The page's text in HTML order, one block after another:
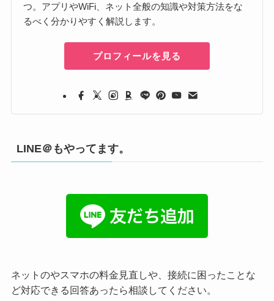
つ。アプリやWiFi、ネット全般の知識や対策方法をな
るべく分かりやすく解説します。
プロフィールを見る
LINE＠もやってます。
ネットのやスマホの料金見直しや、接続に困ったことな
ど対応できる回答あったら相談してください。